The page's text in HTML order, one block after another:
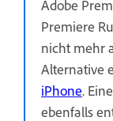
Adobe
Premiere
nicht mehr
Alternative
iPhone.
ebenfalls